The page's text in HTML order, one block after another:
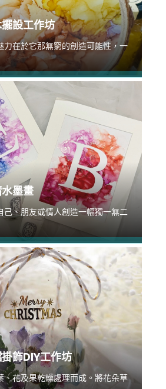
設工作坊
力在於它那無窮的創造可能性，一
墨畫
己、朋友或情人創造一幅獨一無二
飾DIY工作坊
、花及果乾燥處理而成。將花朵草